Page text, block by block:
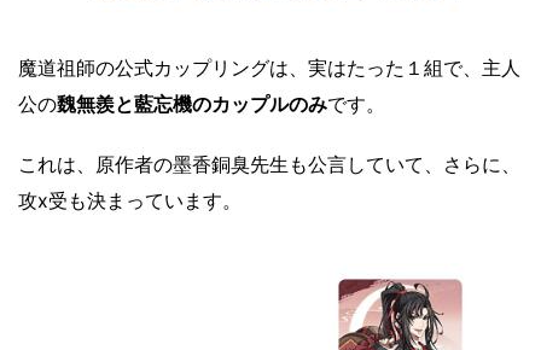
魔道祖師の公式カップリングは、実はたった１組で、主人
公の魏無羨と藍忘機のカップルのみです。
これは、原作者の墨香銅臭先生も公言していて、さらに、
攻x受も決まっています。